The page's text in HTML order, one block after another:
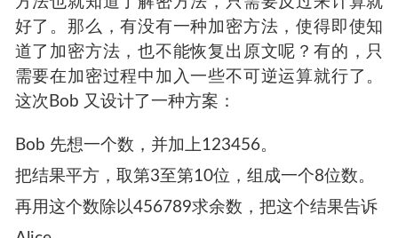
自己保管。这样显然也不行，因为验证结果的时
候，Bob可以谎报说1234才是密钥，531是结
果，这样 Bob 依然立于不败之地。但是如果Bob
事先把密钥公布出来呢？这样也不行，因为 Alice
知道密钥后就能直接计算出原文了，便失去了保
密作用。
传统的加密方法不能公开的原因是，知道了加密
方法也就知道了解密方法，只需要反过来计算就